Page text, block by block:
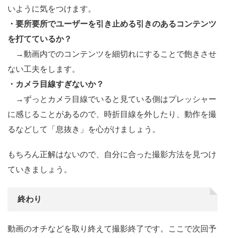
いように気をつけます。
・要所要所でユーザーを引き止める引きのあるコンテンツ
を打てているか？
→動画内でのコンテンツを細切れにすることで飽きさせ
ない工夫をします。
・カメラ目線すぎないか？
→ずっとカメラ目線でいると見ている側はプレッシャー
に感じることがあるので、時折目線を外したり、動作を撮
るなどして「息抜き」を心がけましょう。
もちろん正解はないので、自分に合った撮影方法を見つけ
ていきましょう。
終わり
動画のオチなどを取り終えて撮影終了です。ここで次回予